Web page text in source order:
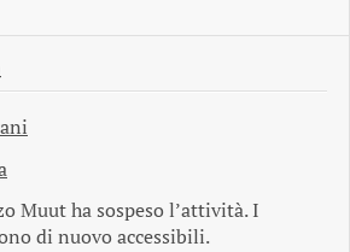
Muut ha sospeso l’attività. I
di nuovo accessibili.